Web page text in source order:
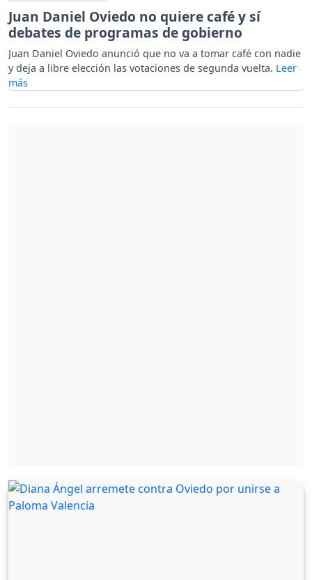
Juan Daniel Oviedo no quiere café y sí
debates de programas de gobierno
Juan Daniel Oviedo anunció que no va a tomar café con nadie
y deja a libre elección las votaciones de segunda vuelta.